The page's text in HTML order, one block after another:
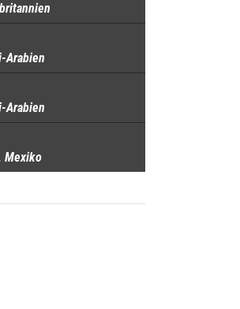
Arabien
Arabien
Mexiko